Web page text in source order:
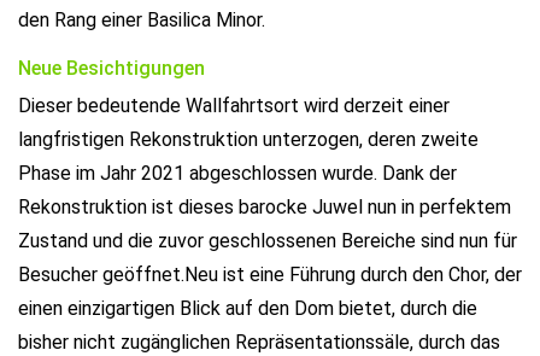
den Rang einer Basilica Minor.
Neue Besichtigungen
Dieser bedeutende Wallfahrtsort wird derzeit einer
langfristigen Rekonstruktion unterzogen, deren zweite
Phase im Jahr 2021 abgeschlossen wurde. Dank der
Rekonstruktion ist dieses barocke Juwel nun in perfektem
Zustand und die zuvor geschlossenen Bereiche sind nun für
Besucher geöffnet.Neu ist eine Führung durch den Chor, der
einen einzigartigen Blick auf den Dom bietet, durch die
bisher nicht zugänglichen Repräsentationssäle, durch das